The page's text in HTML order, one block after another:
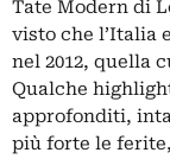
Tate Modern di
visto che l’Italia
nel 2012, quella
Qualche
approfonditi,
più forte le